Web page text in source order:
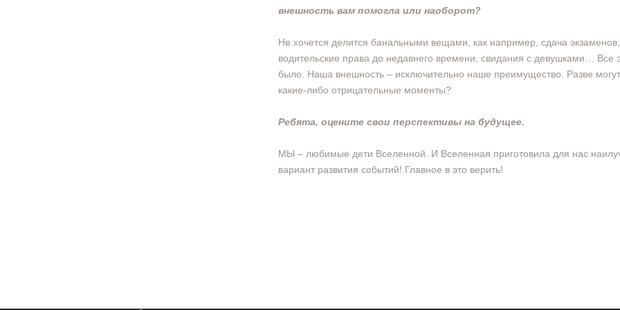
внешность вам помогла или наоборот?
Не хочется делится банальными вещами, как например, сдача
водительские права до недавнего времени, свидания с девушками… Все
было. Наша внешность – исключительно наше преимущество. Разве
какие-либо отрицательные моменты?
Ребята, оцените свои перспективы на будущее.
МЫ – любимые дети Вселенной. И Вселенная приготовила для нас
вариант развития событий! Главное в это верить!